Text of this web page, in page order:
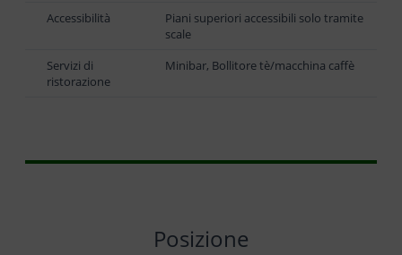
Accessibilità
Piani superiori accessibili solo tramite
scale
Servizi di
ristorazione
Minibar, Bollitore tè/macchina caffè
Posizione